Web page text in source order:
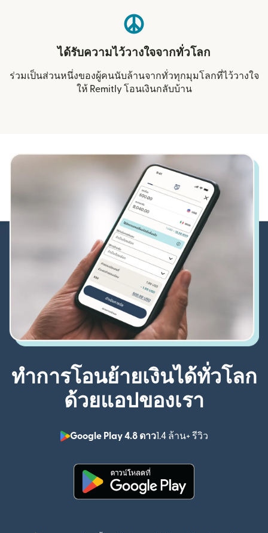
ได้รับความไว้วางใจจากทั่วโลก
ร่วมเป็นส่วนหนึ่งของผู้คนนับล้านจากทั่วทุกมุมโลกที่ไว้วางใจ
ให้ Remitly โอนเงินกลับบ้าน
ทำการโอนย้ายเงินได้ทั่วโลก
ด้วยแอปของเรา
Google Play 4.8 ดาว1.4 ล้าน+ รีวิว
(เปิดในหน้าต่